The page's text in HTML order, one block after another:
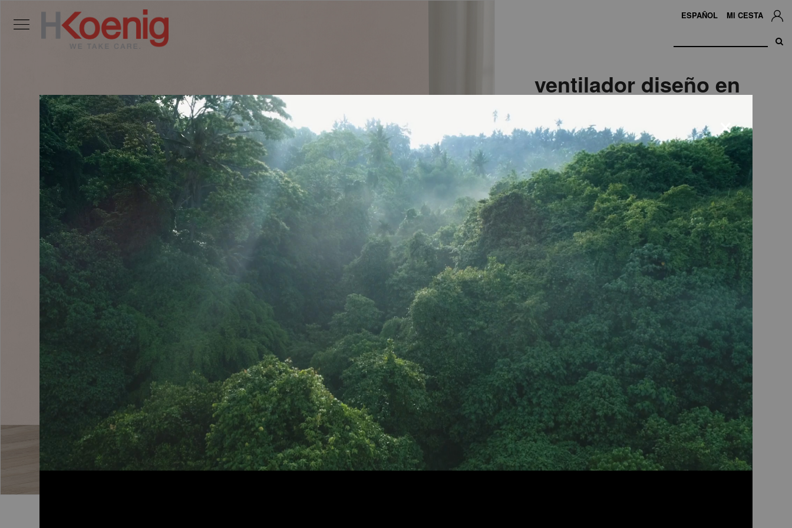
×
MI CESTA
ESPAÑOL
ventilador diseño en
metal cromado
JOE30
El ventilador de suelo industrial JOE30 de H.Koenig tienen un
diseño cromado y moderno perfecto para cualquier vivienda o
espacio que dispongas.
Disfrutar de aire fresco nunca había sido tan fácil porque gracias a
su potencia de 100 W y a su diámetro de 40 cm, el ventilador de
suelo JOE30 es potente y eficiente, siendo capaz de enfriar
espacios grandes en pocos segundos. Además, es muy silencioso
teniendo un nivel de ruido de 65.14 dB, por lo que podrás utilizarlo
a cualquier hora del día y de la noche. Su exterior hacer que el
ventilador sea seguro para niños y animales de compañía.
¡Coloca el ventilador en el espacio y ángulo perfecto para disfrutar
de espacios frescos todo el verano
119,00 €
Agotado
Dónde encontrar este producto
Características
Características:
Diseño de metal cromado
Diámetro: 40 cm
Nivel de ruido 65.14 dB
3 velocidades de ventilación
3 aspas de metal
Ajuste del ángulo de inclinación
Pies antideslizantes
Potencia: 100 W